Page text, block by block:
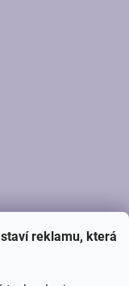
reklamu, která